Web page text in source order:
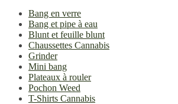
Bang en verre
Bang et pipe à eau
Blunt et feuille blunt
Chaussettes Cannabis
Grinder
Mini bang
Plateaux à rouler
Pochon Weed
T-Shirts Cannabis